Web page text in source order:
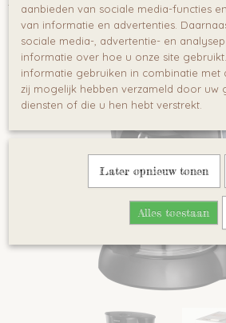
aanbieden van sociale media-functies
van informatie en advertenties.
sociale media-, advertentie- en
informatie over hoe u onze site
informatie gebruiken in combinatie met
zij mogelijk hebben verzameld door uw
diensten of die u hen hebt verstrekt.
Later opnieuw tonen
Alles toestaan